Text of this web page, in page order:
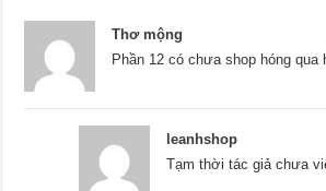
Thơ mộng
Phần 12 có chưa shop hóng qua
leanhshop
Tạm thời tác giả chưa